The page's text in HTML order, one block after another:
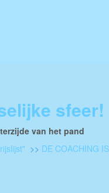
sfeer!
van het pand
>> DE COACHING